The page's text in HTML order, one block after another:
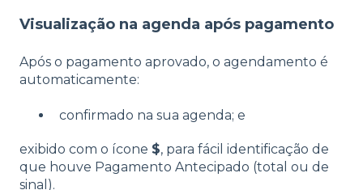
Visualização na agenda após pagamento
Após o pagamento aprovado, o agendamento é
automaticamente:
confirmado na sua agenda; e
exibido com o ícone $, para fácil identificação de
que houve Pagamento Antecipado (total ou de
sinal).